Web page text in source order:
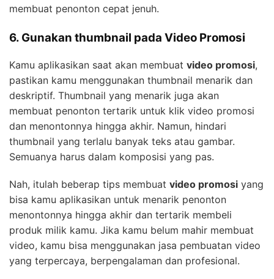
membuat penonton cepat jenuh.
6. Gunakan thumbnail pada Video Promosi
Kamu aplikasikan saat akan membuat video promosi,
pastikan kamu menggunakan thumbnail menarik dan
deskriptif. Thumbnail yang menarik juga akan
membuat penonton tertarik untuk klik video promosi
dan menontonnya hingga akhir. Namun, hindari
thumbnail yang terlalu banyak teks atau gambar.
Semuanya harus dalam komposisi yang pas.
Nah, itulah beberap tips membuat video promosi yang
bisa kamu aplikasikan untuk menarik penonton
menontonnya hingga akhir dan tertarik membeli
produk milik kamu. Jika kamu belum mahir membuat
video, kamu bisa menggunakan jasa pembuatan video
yang terpercaya, berpengalaman dan profesional.